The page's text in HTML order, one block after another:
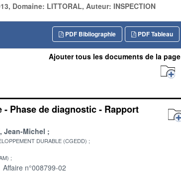
Domaine: LITTORAL, Auteur: INSPECTION
PDF Tableau
PDF Bibliographie
Ajouter tous les documents de la page
Phase de diagnostic - Rapport
Jean-Michel
DURABLE (CGEDD)
Affaire n°008799-02